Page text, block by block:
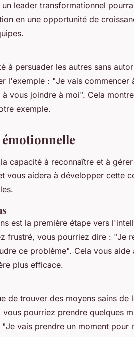
leader transformationnel
en une opportunité de
à persuader les autres sans
l'exemple : "Je vais commencer
vous joindre à moi". Cela
exemple.
capacité à reconnaître et à
vous aidera à développer cette
est la première étape vers
frustré, vous pourriez dire : "Je
ce problème". Cela vous aide
plus efficace.
de trouver des moyens sains de
pourriez prendre quelques
"Je vais prendre un moment pour